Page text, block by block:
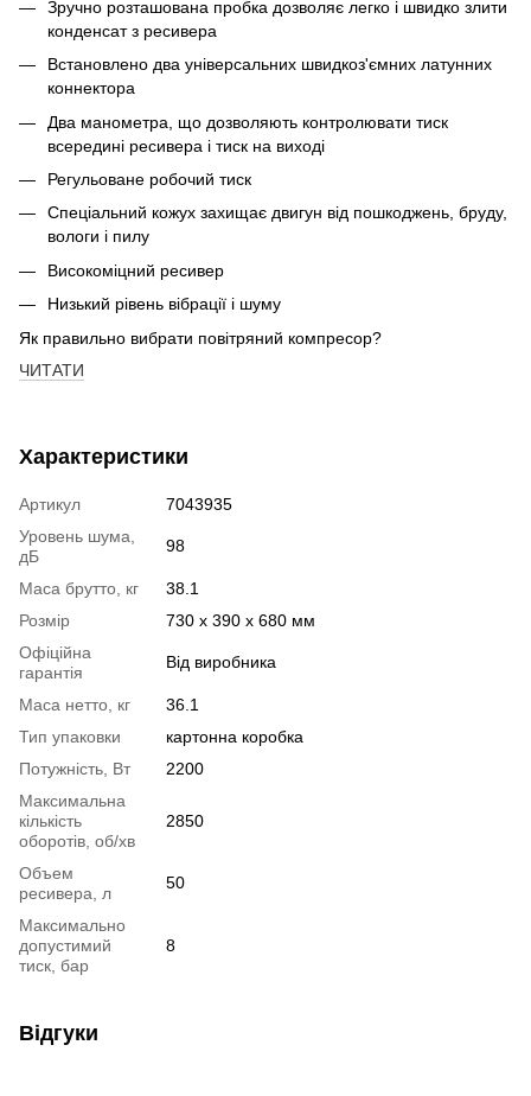
Зручно розташована пробка дозволяє легко і швидко злити
конденсат з ресивера
Встановлено два універсальних швидкоз'ємних латунних
коннектора
Два манометра, що дозволяють контролювати тиск
всередині ресивера і тиск на виході
Регульоване робочий тиск
Спеціальний кожух захищає двигун від пошкоджень, бруду,
вологи і пилу
Високоміцний ресивер
Низький рівень вібрації і шуму
Як правильно вибрати повітряний компресор?
ЧИТАТИ
Характеристики
Артикул
7043935
Уровень шума,
дБ
98
Маса брутто, кг
38.1
Розмір
730 х 390 х 680 мм
Офіційна
гарантія
Від виробника
Маса нетто, кг
36.1
Тип упаковки
картонна коробка
Потужність, Вт
2200
Максимальна
кількість
оборотів, об/хв
2850
Объем
ресивера, л
50
Максимально
допустимий
тиск, бар
8
Відгуки